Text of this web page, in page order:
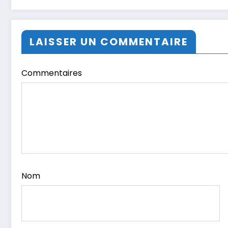
LAISSER UN COMMENTAIRE
Commentaires
Nom